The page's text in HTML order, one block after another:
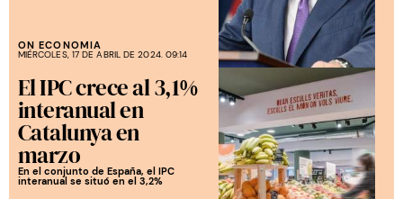
ON ECONOMIA
MIÉRCOLES, 17 DE ABRIL DE 2024. 09:14
El IPC crece al 3,1%
interanual en
Catalunya en
marzo
En el conjunto de España, el IPC
interanual se situó en el 3,2%